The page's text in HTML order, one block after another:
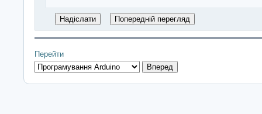
Перейти